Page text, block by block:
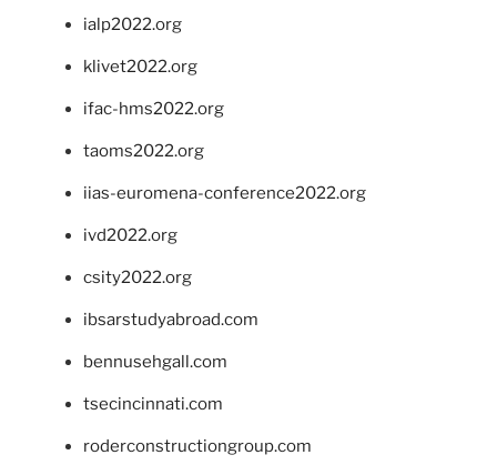
ialp2022.org
klivet2022.org
ifac-hms2022.org
taoms2022.org
iias-euromena-conference2022.org
ivd2022.org
csity2022.org
ibsarstudyabroad.com
bennusehgall.com
tsecincinnati.com
roderconstructiongroup.com